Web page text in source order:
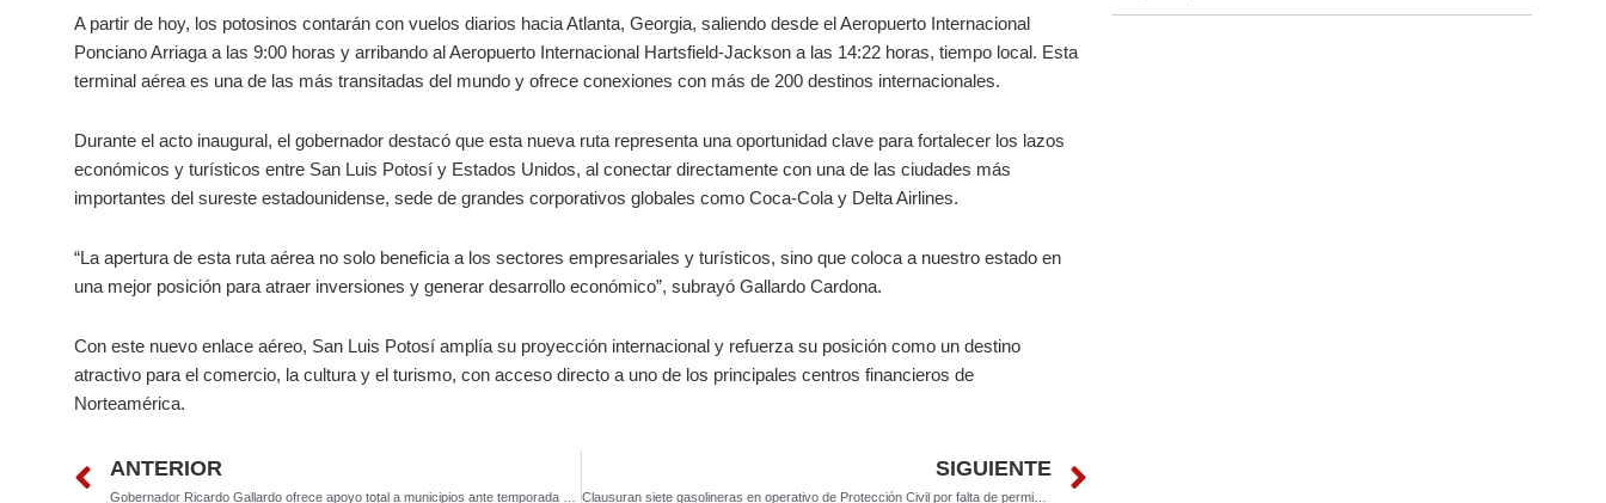
A partir de hoy, los potosinos contarán con vuelos diarios hacia Atlanta, Georgia, saliendo desde el Aeropuerto Internacional
Ponciano Arriaga a las 9:00 horas y arribando al Aeropuerto Internacional Hartsfield-Jackson a las 14:22 horas, tiempo local. Esta
terminal aérea es una de las más transitadas del mundo y ofrece conexiones con más de 200 destinos internacionales.
Durante el acto inaugural, el gobernador destacó que esta nueva ruta representa una oportunidad clave para fortalecer los lazos
económicos y turísticos entre San Luis Potosí y Estados Unidos, al conectar directamente con una de las ciudades más
importantes del sureste estadounidense, sede de grandes corporativos globales como Coca-Cola y Delta Airlines.
“La apertura de esta ruta aérea no solo beneficia a los sectores empresariales y turísticos, sino que coloca a nuestro estado en
una mejor posición para atraer inversiones y generar desarrollo económico”, subrayó Gallardo Cardona.
Con este nuevo enlace aéreo, San Luis Potosí amplía su proyección internacional y refuerza su posición como un destino
atractivo para el comercio, la cultura y el turismo, con acceso directo a uno de los principales centros financieros de
Norteamérica.
Prev
ANTERIOR SIGUIENTE
Clausuran siete gasolineras en operativo de Protección Civil por falta de permisos